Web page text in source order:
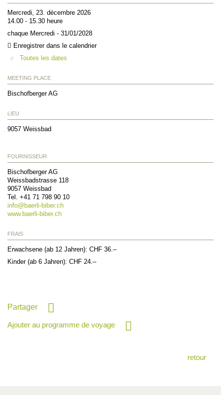
Mercredi, 23. décembre 2026
14.00 - 15.30 heure
chaque Mercredi - 31/01/2028
Enregistrer dans le calendrier
Toutes les dates
MEETING PLACE
Bischofberger AG
LIEU
9057 Weissbad
FOURNISSEUR
Bischofberger AG
Weissbadstrasse 118
9057 Weissbad
Tel. +41 71 798 90 10
info@ baerli-biber.ch
www.baerli-biber.ch
FRAIS
Erwachsene (ab 12 Jahren): CHF 36.–
Kinder (ab 6 Jahren): CHF 24.–
Partager
Ajouter au programme de voyage
retour